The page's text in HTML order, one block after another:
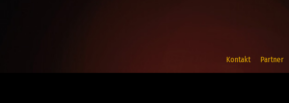
Partner
Kontakt